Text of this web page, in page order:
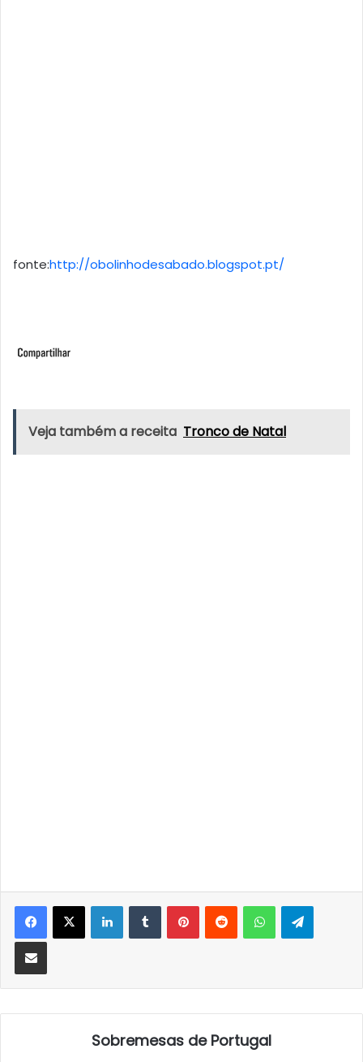
fonte:http://obolinhodesabado.blogspot.pt/
Veja também a receita Tronco de Natal
LinkedInTumblrPinterestReddit WhatsApp
Partilhar Via Email
Sobremesas de Portugal